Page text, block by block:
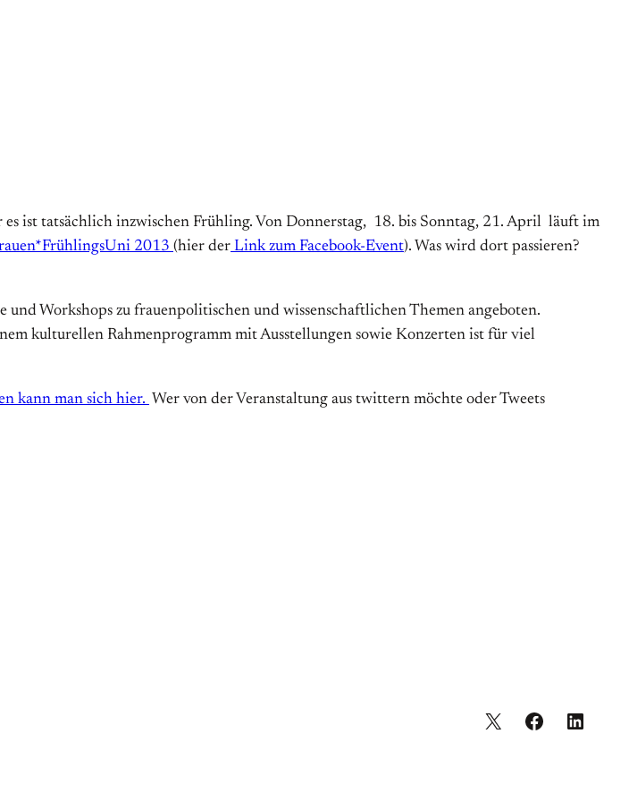
ist tatsächlich inzwischen Frühling. Von Donnerstag, 18. bis Sonntag, 21. April läuft im
2013 (hier der Link zum Facebook-Event). Was wird dort passieren?
Workshops zu frauenpolitischen und wissenschaftlichen Themen angeboten.
kulturellen Rahmenprogramm mit Ausstellungen sowie Konzerten ist für viel
kann man sich hier. Wer von der Veranstaltung aus twittern möchte oder Tweets